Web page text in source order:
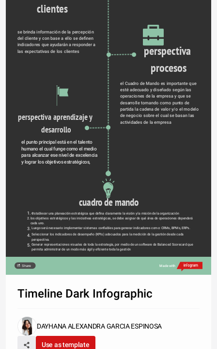
clientes
se brinda información de la percepción
del cliente y con base a ello se definen
indicadores que ayudarán a responder a
las expectativas de los clientes
perspectiva
procesos
el Cuadro de Mando es importante que
esté adecuado y diseñado según las
operaciones de la empresa y que se
desarrolle tomando como punto de
partida la cadena de valor y/o el modelo
de negocio sobre el cual se basan las
actividades de la empresa
perspectiva aprendizaje y
desarrollo
el punto principal está en el talento
humano el cual funge como el medio
para alcanzar ese nivel de excelencia
y lograr los objetivos estratégicos,
cuadro de mando
1. establecer una planeación estratégica que defina claramente la visión y la misión de la organización
2. los objetivos estratégicos y las iniciativas estratégicas, se debe asignar de qué área de operaciones dependerá
cada uno.
3. Luego será necesario implementar sistemas confiables para generar indicadores como: CRMs, BPMs, ERPs.
4. Seleccionar los indicadores de desempeño (KPIs) adecuados para la medición de la gestión desde cada
perspectiva.
5. Generar representaciones visuales de toda la estrategia, por medio de un software de Balanced Scorecard que
permita administrar de un modo más ágil y eficiente toda la gestión
Share Made with
Timeline Dark Infographic
DAYHANA ALEXANDRA GARCIA ESPINOSA
Use as template